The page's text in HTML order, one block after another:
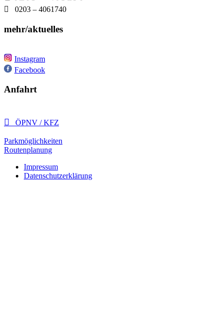
 0203 – 4061740
mehr/aktuelles
Instagram
Facebook
Anfahrt
 ÖPNV / KFZ
Parkmöglichkeiten
Routenplanung
Impressum
Datenschutzerklärung